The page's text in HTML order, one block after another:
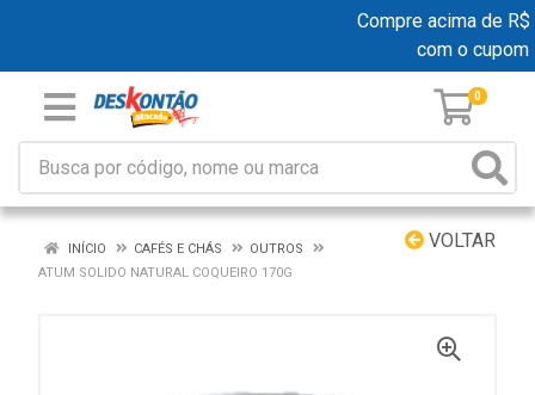
Compre acima de R$
com o cupom
0
VOLTAR
INÍCIO CAFÉS E CHÁS
OUTROS
ATUM SOLIDO NATURAL COQUEIRO 170G